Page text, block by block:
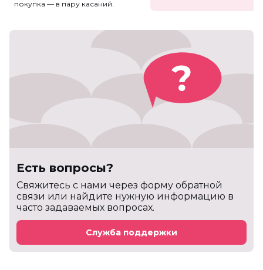
покупка — в пару касаний.
Есть вопросы?
Cвяжитесь с нами через форму обратной
связи или найдите нужную информацию в
часто задаваемых вопросах.
Служба поддержки